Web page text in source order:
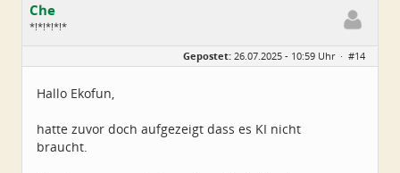
Che
*!*!*!*!*
Alter:
72
Dabei seit:
06 / 2014
Gepostet: 26.07.2025 - 10:59 Uhr · #14
Hallo Ekofun,
hatte zuvor doch aufgezeigt dass es KI nicht
braucht.